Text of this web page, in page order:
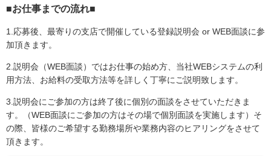
■お仕事までの流れ■
1.応募後、最寄りの支店で開催している登録説明会 or WEB面談に参
加頂きます。
2.説明会（WEB面談）ではお仕事の始め方、当社WEBシステムの利
用方法、お給料の受取方法等を詳しく丁寧にご説明致します。
3.説明会にご参加の方は終了後に個別の面談をさせていただきま
す。（WEB面談にご参加の方はその場で個別面談を実施します）そ
の際、皆様のご希望する勤務場所や業務内容のヒアリングをさせて
頂きます。